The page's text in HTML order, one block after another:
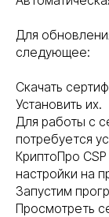
Для
следующее:
Скачать
Установить их.
Для работы с
потребуется
КриптоПро
настройки на
Запустим
Просмотреть